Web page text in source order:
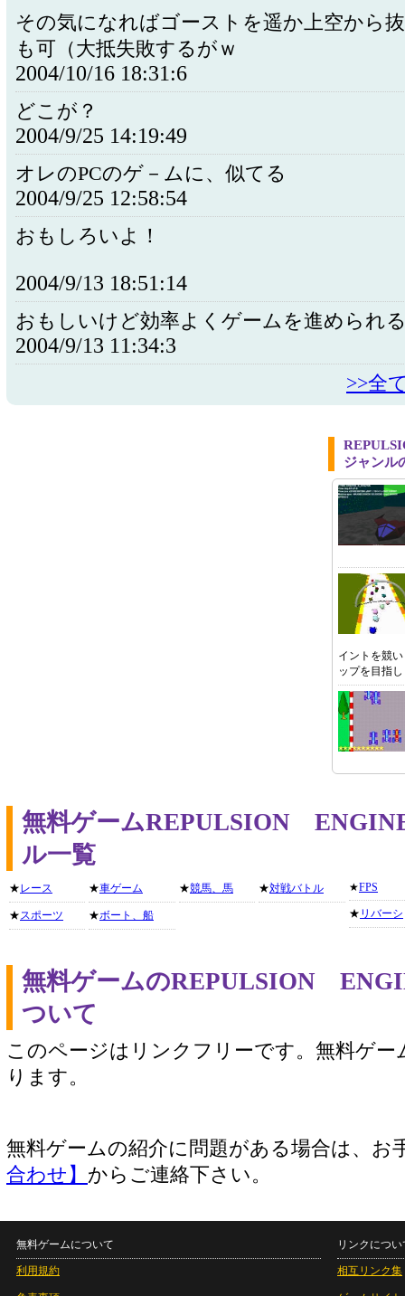
その気になればゴーストを遥か上空から
も可（大抵失敗するがｗ
2004/10/16 18:31:6
どこが？
2004/9/25 14:19:49
オレのPCのゲ－ムに、似てる
2004/9/25 12:58:54
おもしろいよ！
2004/9/13 18:51:14
おもしいけど効率よくゲームを進められ
2004/9/13 11:34:3
>>全
ジャンル
イントを競
ップを目指
無料ゲームREPULSION
ル一覧
★レース
★スポーツ
★車ゲーム
★ボート、船
★競馬、馬 ★対戦バトル ★FPS
★ リバーシ
無料ゲームのREPULSION
ついて
このページはリンクフリーです。無料ゲー
ります。
無料ゲームの紹介に問題がある場合は、お
合わせ】 からご連絡下さい。
無料ゲームについて
利用規約
リンクについ
相互リンク集